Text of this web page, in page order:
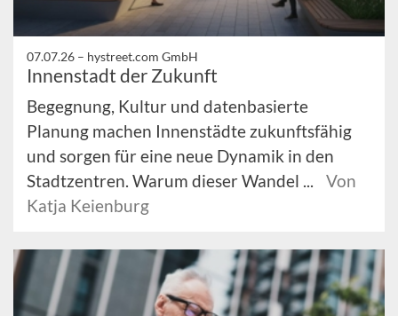
07.07.26 – hystreet.com GmbH
Innenstadt der Zukunft
Begegnung, Kultur und datenbasierte
Planung machen Innenstädte zukunftsfähig
und sorgen für eine neue Dynamik in den
Stadtzentren. Warum dieser Wandel ...
Von
Katja Keienburg